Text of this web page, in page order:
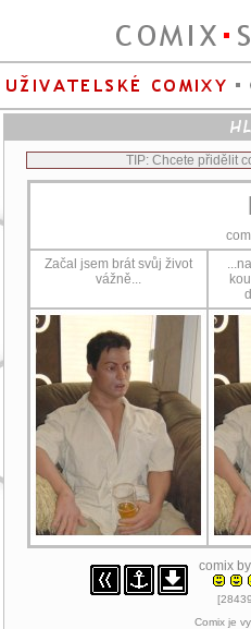
TIP: Chcete přidělit
Začal jsem brát svůj život
vážně...
comix
Comix je